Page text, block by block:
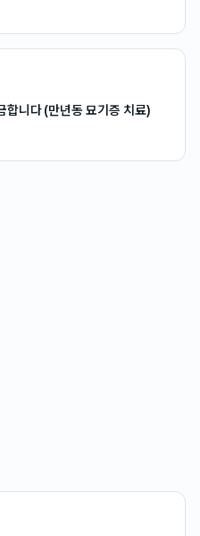
합니다 (만년동 묘기증 치료)